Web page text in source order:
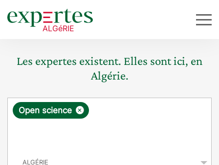
Les expertes existent. Elles sont ici, en
Algérie.
R
×
Open science